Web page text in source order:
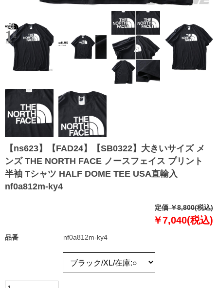
【ns623】【FAD24】【SB0322】大きいサイズ メ
ンズ THE NORTH FACE ノースフェイス プリント
半袖 Tシャツ HALF DOME TEE USA直輸入
nf0a812m-ky4
定価 ￥8,800(税込)
￥7,040(税込)
品番 nf0a812m-ky4